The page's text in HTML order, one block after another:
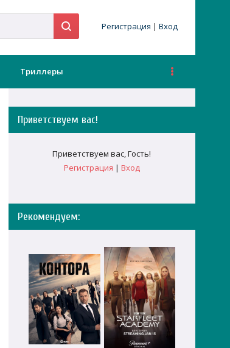
Регистрация | Вход
Триллеры
Приветствуем вас!
Приветствуем вас,Гость!
Регистрация | Вход
Рекомендуем: